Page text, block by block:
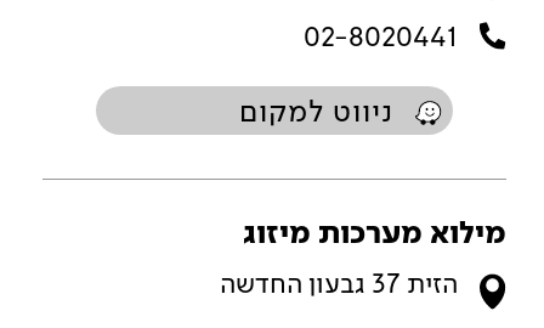
02-8020441
ניווט למקום
מילוא מערכות מיזוג
הזית 37 גבעון החדשה